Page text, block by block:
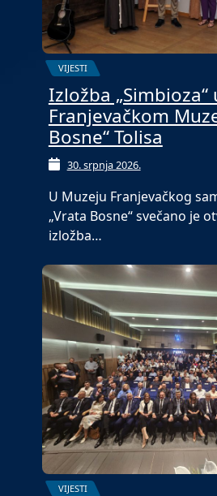
VIJESTI
Izložba „Simbioza“
Franjevačkom
Bosne“ Tolisa
30. srpnja 2026.
U Muzeju Franjevačkog
„Vrata Bosne“ svečano je
izložba…
VIJESTI